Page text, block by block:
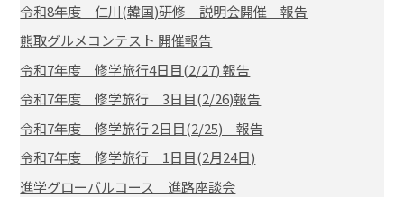
令和8年度 仁川(韓国)研修 説明会開催 報告
熊取グルメコンテスト 開催報告
令和7年度 修学旅行4日目(2/27) 報告
令和7年度 修学旅行 3日目(2/26)報告
令和7年度 修学旅行 2日目(2/25) 報告
令和7年度 修学旅行 1日目(2月24日)
進学グローバルコース 進路座談会